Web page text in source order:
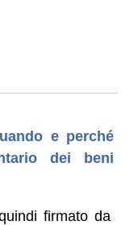
e perché
dei beni
firmato da